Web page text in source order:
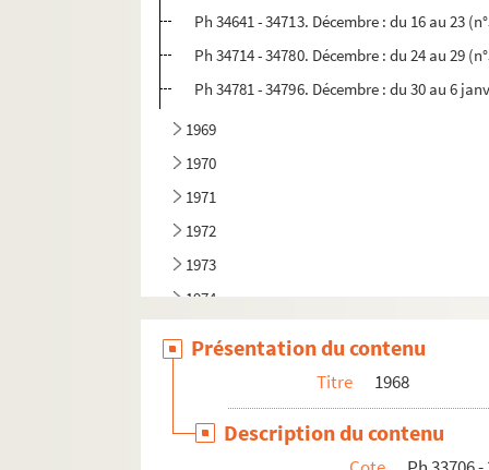
Ph 34641 - 34713. Décembre : du 16 au 23
Ph 34714 - 34780. Décembre : du 24 au 29
Ph 34781 - 34796. Décembre : du 30 au 6
1969
1970
1971
1972
1973
1974
1978
Présentation du contenu
Titre 1968
Description du contenu